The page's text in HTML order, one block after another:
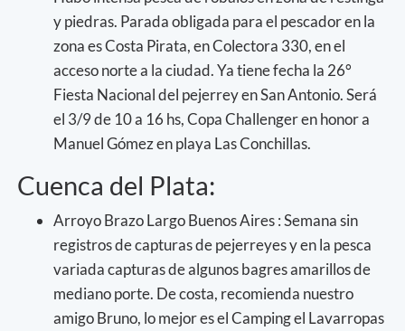
y piedras. Parada obligada para el pescador en la
zona es Costa Pirata, en Colectora 330, en el
acceso norte a la ciudad. Ya tiene fecha la 26°
Fiesta Nacional del pejerrey en San Antonio. Será
el 3/9 de 10 a 16 hs, Copa Challenger en honor a
Manuel Gómez en playa Las Conchillas.
Cuenca del Plata:
Arroyo Brazo Largo Buenos Aires : Semana sin
registros de capturas de pejerreyes y en la pesca
variada capturas de algunos bagres amarillos de
mediano porte. De costa, recomienda nuestro
amigo Bruno, lo mejor es el Camping el Lavarropas